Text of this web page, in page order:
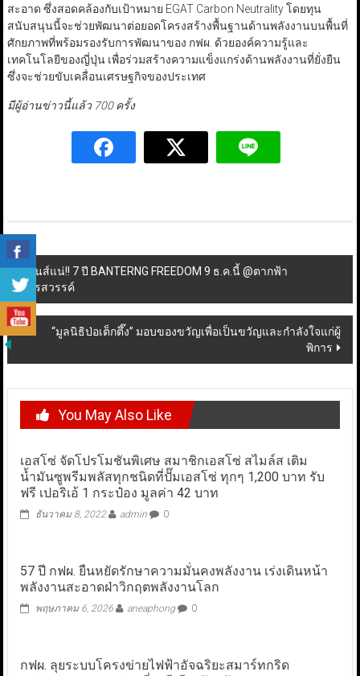
สะอาด ซึ่งสอดคล้องกับเป้าหมาย EGAT Carbon Neutrality โดยทุน
สนับสนุนนี้จะช่วยพัฒนาต่อยอดโครงสร้างพื้นฐานด้านพลังงานบนพื้นที่
ศักยภาพที่พร้อมรองรับการพัฒนาของ กฟผ. ด้วยองค์ความรู้และ
เทคโนโลยีของญี่ปุ่น เพื่อร่วมสร้างความแข็งแกร่งด้านพลังงานที่ยั่งยืน
ซึ่งจะช่วยขับเคลื่อนเศรษฐกิจของประเทศ
มีผู้อ่านข่าวนี้แล้ว 700 ครั้ง
Post
navigation
มันส์แน่!! 7 ปี BANTERNG FREEDOM 9 ธ.ค.นี้ @ตากฟ้า
นครสวรรค์
“มูลนิธิป่อเต็กตึ๊ง” มอบของขวัญเพื่อเป็นขวัญและกำลังใจแก่ผู้
พิการ
You May Also Like
เอสโซ่ จัดโปรโมชันพิเศษ สมาชิกเอสโซ่ สไมล์ส เติม
น้ำมันซูพรีมพลัสทุกชนิดที่ปั๊มเอสโซ่ ทุกๆ 1,200 บาท รับ
ฟรี เปอริเอ้ 1 กระป๋อง มูลค่า 42 บาท
ธันวาคม 8, 2022 admin 0
57 ปี กฟผ. ยืนหยัดรักษาความมั่นคงพลังงาน เร่งเดินหน้า
พลังงานสะอาดฝ่าวิกฤตพลังงานโลก
พฤษภาคม 6, 2026 aneaphong 0
กฟผ. ลุยระบบโครงข่ายไฟฟ้าอัจฉริยะสมาร์ทกริด